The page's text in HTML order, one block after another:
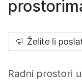
Želite li
Radni prostori